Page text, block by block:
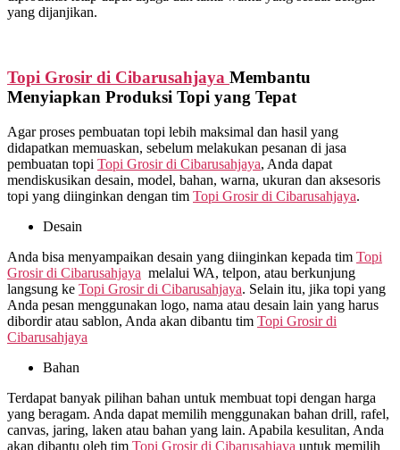
yang dijanjikan.
Topi Grosir di Cibarusahjaya Membantu
Menyiapkan Produksi Topi yang Tepat
Agar proses pembuatan topi lebih maksimal dan hasil yang
didapatkan memuaskan, sebelum melakukan pesanan di jasa
pembuatan topi Topi Grosir di Cibarusahjaya, Anda dapat
mendiskusikan desain, model, bahan, warna, ukuran dan aksesoris
topi yang diinginkan dengan tim Topi Grosir di Cibarusahjaya.
Desain
Anda bisa menyampaikan desain yang diinginkan kepada tim Topi
Grosir di Cibarusahjaya melalui WA, telpon, atau berkunjung
langsung ke Topi Grosir di Cibarusahjaya. Selain itu, jika topi yang
Anda pesan menggunakan logo, nama atau desain lain yang harus
dibordir atau sablon, Anda akan dibantu tim Topi Grosir di
Cibarusahjaya
Bahan
Terdapat banyak pilihan bahan untuk membuat topi dengan harga
yang beragam. Anda dapat memilih menggunakan bahan drill, rafel,
canvas, jaring, laken atau bahan yang lain. Apabila kesulitan, Anda
akan dibantu oleh tim Topi Grosir di Cibarusahjaya untuk memilih